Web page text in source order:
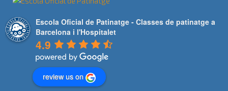
Escola Oficial de Patinatge - Classes de patinatge a
Barcelona i l'Hospitalet
4.9
review us on